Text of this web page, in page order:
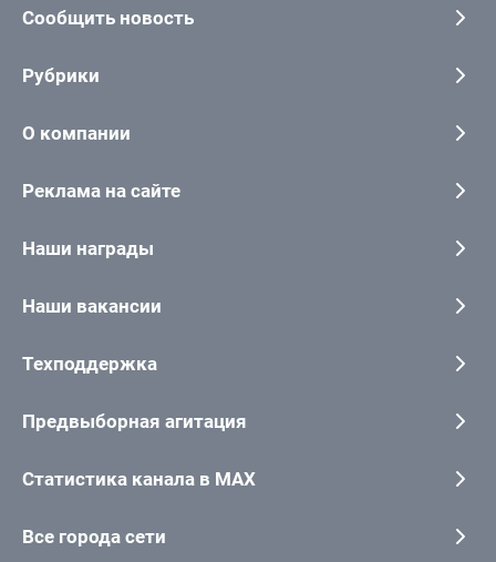
Сообщить новость
Рубрики
О компании
Реклама на сайте
Наши награды
Наши вакансии
Техподдержка
Предвыборная агитация
Статистика канала в MAX
Все города сети